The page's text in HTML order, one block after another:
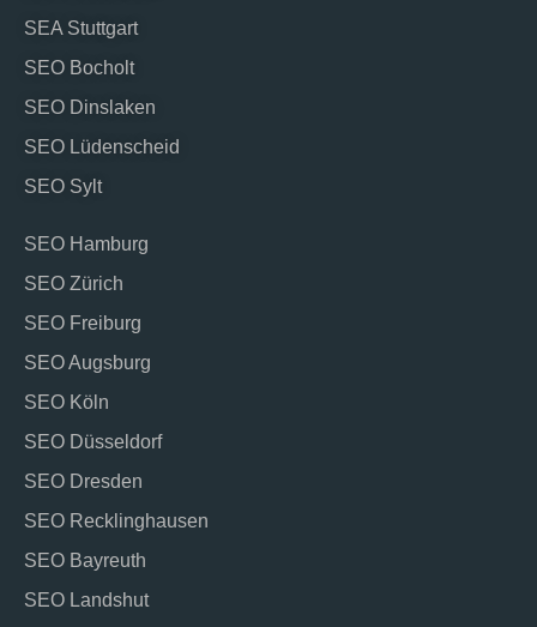
SEA Stuttgart
SEO Bocholt
SEO Dinslaken
SEO Lüdenscheid
SEO Sylt
SEO Hamburg
SEO Zürich
SEO Freiburg
SEO Augsburg
SEO Köln
SEO Düsseldorf
SEO Dresden
SEO Recklinghausen
SEO Bayreuth
SEO Landshut